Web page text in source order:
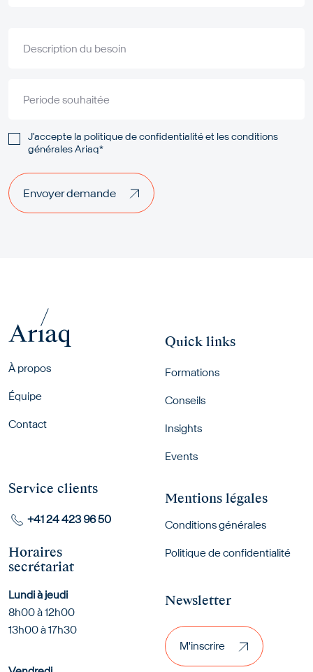
Description du besoin
Periode souhaitée
J'accepte la politique de confidentialitéet lesconditions
générales Ariaq*
Envoyer demande
Envoyer demande
Footer menu
À propos
Équipe
Contact
Quick links
Formations
Conseils
Insights
Events
Mentions légales
Conditions générales
Politique de confidentialité
Service clients
+41 24 423 96 50
Horaires
secrétariat
Lundi à jeudi
8h00 à 12h00
13h00 à 17h30
Newsletter
M'inscrire
M'inscrire